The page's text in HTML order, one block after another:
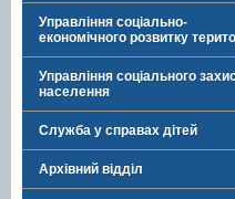
Управління соціально-
економічного розвитку
Управління соціального
населення
Служба у справах дітей
Архівний відділ